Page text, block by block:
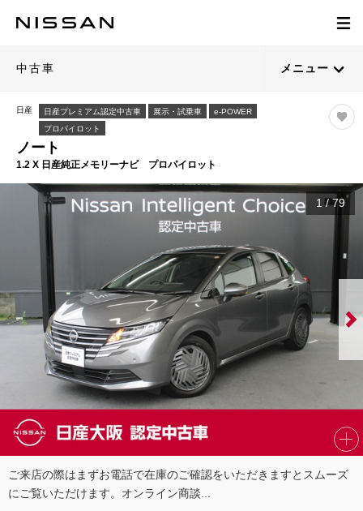
中古車 メニュー
日産 日産プレミアム認定中古車 展示・試乗車
e-POWER
プロパイロット
ノート
1.2 X 日産純正メモリーナビ プロパイロット
1 /79
ご来店の際はまずお電話で在庫のご確認をいただきますとスムーズ
にご覧いただけます。オンライン商談...